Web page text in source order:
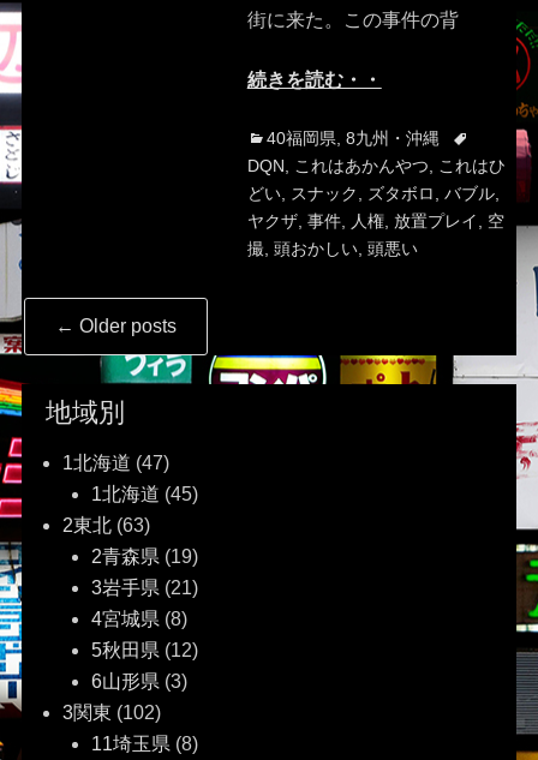
街に来た。この事件の背
続きを読む・・
Categories
40福岡県 8九州・沖縄
Tags
DQN
これはあかんやつ
これはひ
どい, スナック ズタボロ バブル,
ヤクザ, 事件, 人権, 放置プレイ
空
撮, 頭おかしい, 頭悪い
Post
navigation
← Older posts
地域別
1北海道 (47)
1北海道 (45)
2東北(63)
2青森県 (19)
3岩手県 (21)
4宮城県 (8)
5秋田県 (12)
6山形県 (3)
3関東 (102)
11埼玉県 (8)